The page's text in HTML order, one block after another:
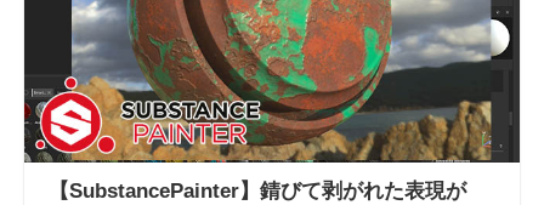
【SubstancePainter】錆びて剥がれた表現が